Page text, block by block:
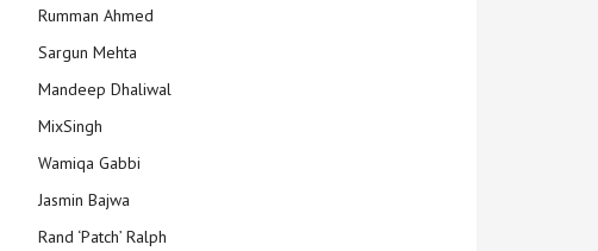
Rumman Ahmed
Sargun Mehta
Mandeep Dhaliwal
MixSingh
Wamiqa Gabbi
Jasmin Bajwa
Rand ‘Patch’ Ralph